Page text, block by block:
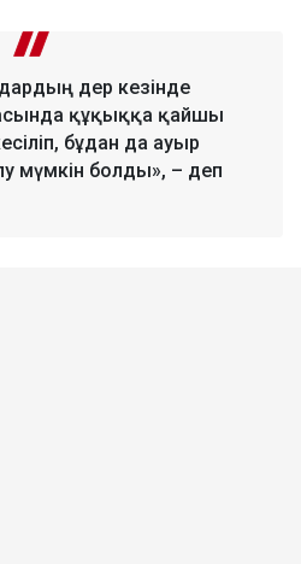
дер кезінде
құқыққа қайшы
бұдан да ауыр
мүмкін болды», – деп